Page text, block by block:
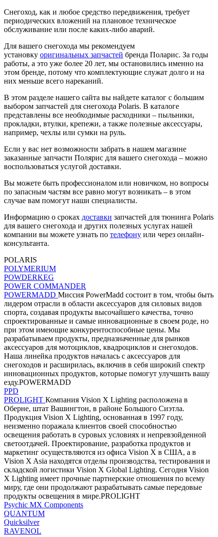
Снегоход, как и любое средство передвижения, требует
периодических вложений на плановое техническое
обслуживание или после каких-либо аварий.
Для вашего снегохода мы рекомендуем
установку оригинальных запчастей бренда Поларис. За годы
работы, а это уже более 20 лет, мы остановились именно на
этом бренде, потому что комплектующие служат долго и на
них меньше всего нареканий.
В этом разделе нашего сайта вы найдете каталог с большим
выбором запчастей для снегохода Polaris. В каталоге
представлены все необходимые расходники – пыльники,
прокладки, втулки, крепежи, а также полезные аксессуары,
например, чехлы или сумки на руль.
Если у вас нет возможности забрать в нашем магазине
заказанные запчасти Полярис для вашего снегохода – можно
воспользоваться услугой доставки.
Вы можете быть профессионалом или новичком, но вопросы
по запасным частям все равно могут возникать – в этом
случае вам помогут наши специалисты.
Информацию о сроках доставки запчастей для тюнинга Polaris
для вашего снегохода и других полезных услугах нашей
компании вы можете узнать по телефону или через онлайн-
консультанта.
POLARIS
POLYMERIUM
POWDERKEG
POWER COMMANDER
POWERMADD Миссия PowerMadd состоит в том, чтобы быть
лидером отрасли в области аксессуаров для силовых видов
спорта, создавая продукты высочайшего качества, точно
спроектированные и самые инновационные в своем роде, но
при этом имеющие конкурентоспособные цены. Мы
разрабатываем продукты, предназначенные для рынков
аксессуаров для мотоциклов, квадроциклов и снегоходов.
Наша линейка продуктов началась с аксессуаров для
снегоходов и расширилась, включив в себя широкий спектр
инновационных продуктов, которые помогут улучшить вашу
езду.POWERMADD
PPD
PROLIGHT Компания Vision X Lighting расположена в
Оберне, штат Вашингтон, в районе Большого Сиэтла.
Продукция Vision X Lighting, основанная в 1997 году,
неизменно поражала клиентов своей способностью
освещения работать в суровых условиях и непревзойденной
светоотдачей. Проектирование, разработка продуктов и
маркетинг осуществляются из офиса Vision X в США, а в
Vision X Asia находятся отделы производства, тестирования и
складской логистики Vision X Global Lighting. Сегодня Vision
X Lighting имеет прочные партнерские отношения по всему
миру, где они продолжают разрабатывать самые передовые
продукты освещения в мире.PROLIGHT
Psychic MX Components
QUANTUM
Quicksilver
RAVENOL